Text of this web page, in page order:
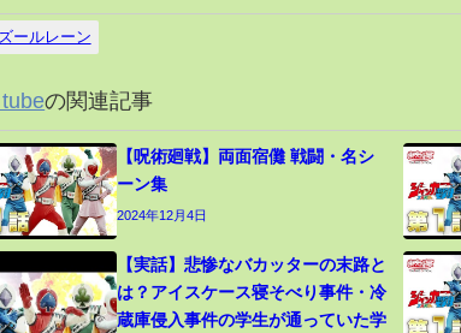
ールレーン
の関連記事
【呪術廻戦】両面宿儺 戦闘・名シ
ーン集
2024年12月4日
【実話】悲惨なバカッターの末路と
は？アイスケース寝そべり事件・冷
蔵庫侵入事件の学生が通っていた学